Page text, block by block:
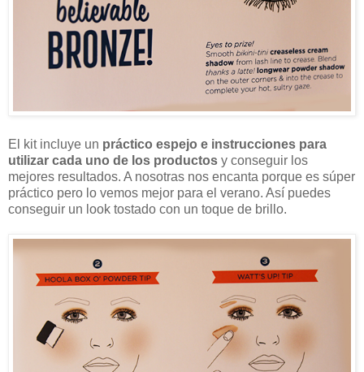
El kit incluye un práctico espejo e instrucciones para
utilizar cada uno de los productos y conseguir los
mejores resultados. A nosotras nos encanta porque es súper
práctico pero lo vemos mejor para el verano. Así puedes
conseguir un look tostado con un toque de brillo.